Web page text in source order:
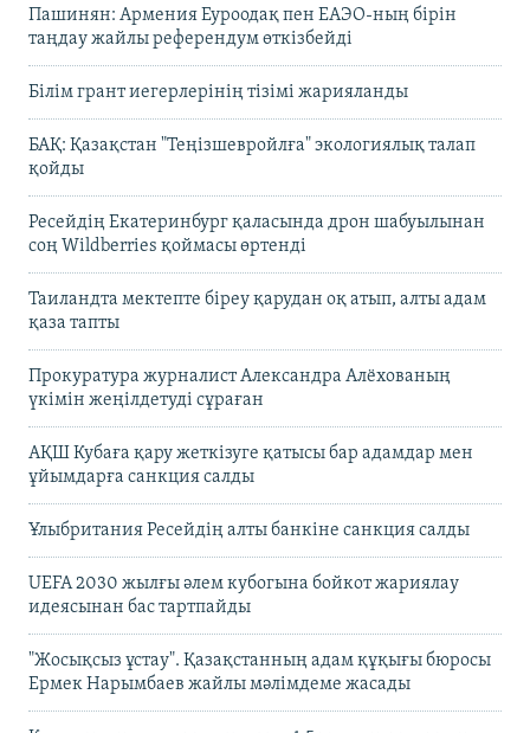
Пашинян: Армения Еуроодақ пен ЕАЭО-ның бірін
таңдау жайлы референдум өткізбейді
Білім грант иегерлерінің тізімі жарияланды
БАҚ: Қазақстан "Теңізшевройлға" экологиялық талап
қойды
Ресейдің Екатеринбург қаласында дрон шабуылынан
соң Wildberries қоймасы өртенді
Таиландта мектепте біреу қарудан оқ атып, алты адам
қаза тапты
Прокуратура журналист Александра Алёхованың
үкімін жеңілдетуді сұраған
АҚШ Кубаға қару жеткізуге қатысы бар адамдар мен
ұйымдарға санкция салды
Ұлыбритания Ресейдің алты банкіне санкция салды
UEFA 2030 жылғы әлем кубогына бойкот жариялау
идеясынан бас тартпайды
"Жосықсыз ұстау". Қазақстанның адам құқығы бюросы
Ермек Нарымбаев жайлы мәлімдеме жасады